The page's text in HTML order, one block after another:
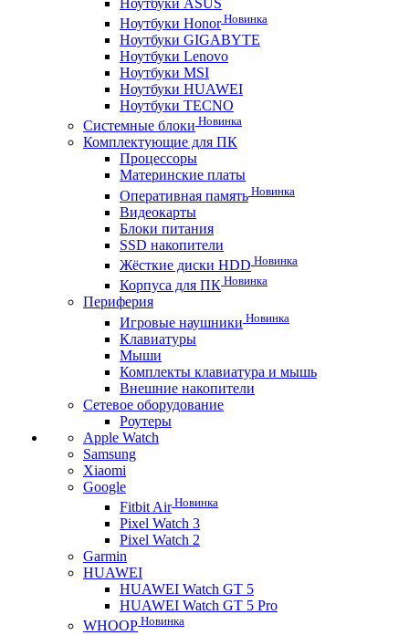
Ноутбуки HonorНовинка
Ноутбуки GIGABYTE
Ноутбуки Lenovo
Ноутбуки MSI
Ноутбуки HUAWEI
Ноутбуки TECNO
Системные блоки Новинка
Комплектующие для ПК
Процессоры
Материнские платы
Оперативная память Новинка
Видеокарты
Блоки питания
SSD накопители
Жёсткие диски HDD Новинка
Корпуса для ПК Новинка
Периферия
Игровые наушники Новинка
Клавиатуры
Мыши
Комплекты клавиатура и мышь
Внешние накопители
Сетевое оборудование
Роутеры
Apple Watch
Samsung
Xiaomi
Google
Fitbit AirНовинка
Pixel Watch 3
Pixel Watch 2
Garmin
HUAWEI
HUAWEI Watch GT 5
HUAWEI Watch GT 5 Pro
WHOOP Новинка